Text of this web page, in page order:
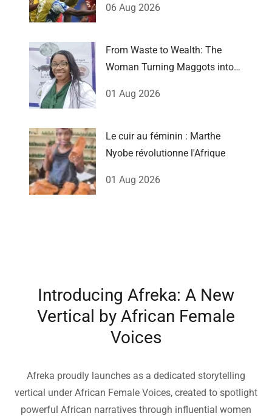
06 Aug 2026
From Waste to Wealth: The
Woman Turning Maggots into
01 Aug 2026
Le cuir au féminin : Marthe
Nyobe révolutionne l'Afrique
01 Aug 2026
Introducing Afreka: A New
Vertical by African Female
Voices
Afreka proudly launches as a dedicated storytelling
vertical under African Female Voices, created to spotlight
powerful African narratives through influential women